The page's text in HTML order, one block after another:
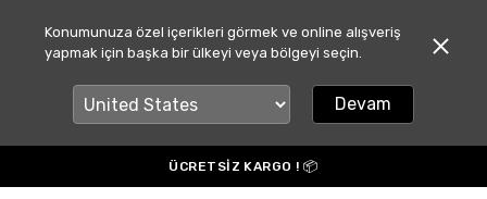
Konumunuza özel içerikleri görmek ve online alışveriş
yapmak için başka bir ülkeyi veya bölgeyi seçin.
Devam
ÜCRETSİZ KARGO ! 📦